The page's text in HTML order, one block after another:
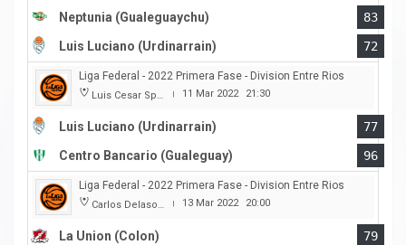
Neptunia (Gualeguaychu)
83
Luis Luciano (Urdinarrain)
72
Liga Federal - 2022 Primera Fase - Division Entre Rios
Luis Cesar Spiazzi | 11 Mar 2022 21:30
Luis Luciano (Urdinarrain)
77
Centro Bancario (Gualeguay)
96
Liga Federal - 2022 Primera Fase - Division Entre Rios
Carlos Delasoie | 13 Mar 2022 20:00
La Union (Colon)
79